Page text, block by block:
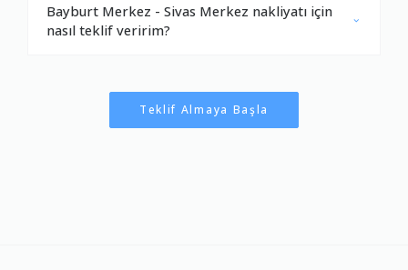
Bayburt Merkez - Sivas Merkez nakliyatı için
nasıl teklif veririm?
Teklif Almaya Başla